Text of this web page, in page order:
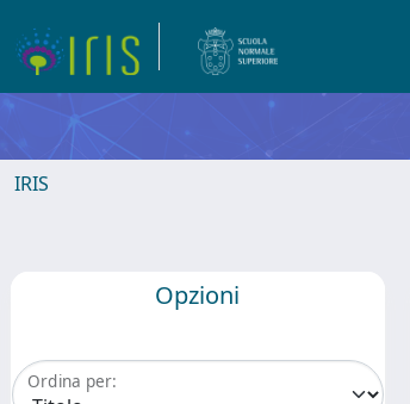
IRIS
Opzioni
Ordina per: